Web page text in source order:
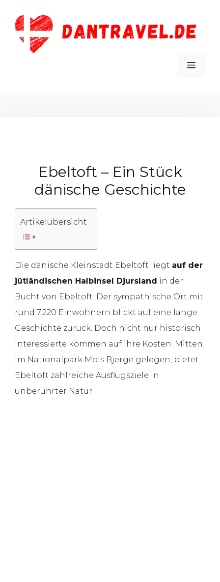
Inhalt
springen
Ebeltoft – Ein Stück
dänische Geschichte
Artikelübersicht
Die dänische Kleinstadt Ebeltoft liegt auf der
jütländischen Halbinsel Djursland in der
Bucht von Ebeltoft. Der sympathische Ort mit
rund 7.220 Einwohnern blickt auf eine lange
Geschichte zurück. Doch nicht nur historisch
Interessierte kommen auf ihre Kosten: Mitten
im Nationalpark Mols Bjerge gelegen, bietet
Ebeltoft zahlreiche Ausflugsziele in
unberührter Natur.